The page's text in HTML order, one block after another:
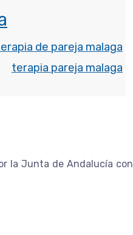
de pareja malaga
terapia pareja malaga
la Junta de Andalucía con